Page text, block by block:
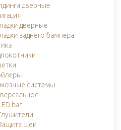
дверные
дверные
заднего бампера
системы
bar
шеи